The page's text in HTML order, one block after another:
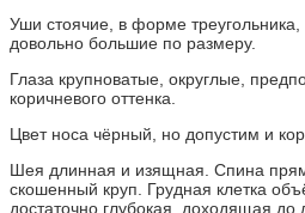
Уши стоячие, в форме
довольно большие по размеру.
Глаза крупноватые, округлые,
коричневого оттенка.
Цвет носа чёрный, но допустим и
Шея длинная и изящная. Спина
скошенный круп. Грудная клетка
достаточно глубокая, доходящая до